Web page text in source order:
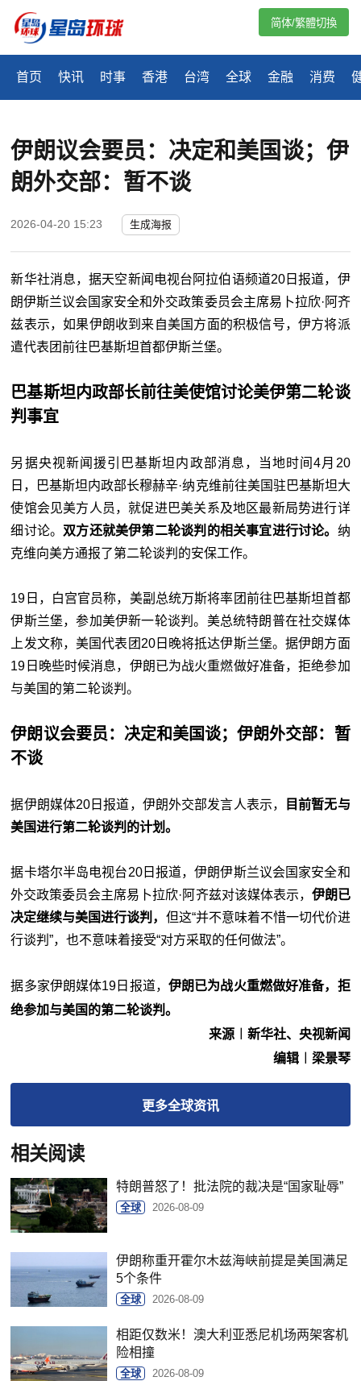
首页 快讯 时事 香港 台湾 全球 金融 消费
简体/繁體切換
伊朗议会要员：决定和美国谈；伊
朗外交部：暂不谈
2026-04-20 15:23 生成海报
新华社消息，据天空新闻电视台阿拉伯语频道20日报道，伊
朗伊斯兰议会国家安全和外交政策委员会主席易卜拉欣·阿齐
兹表示，如果伊朗收到来自美国方面的积极信号，伊方将派
遣代表团前往巴基斯坦首都伊斯兰堡。
巴基斯坦内政部长前往美使馆讨论美伊第二轮谈
判事宜
另据央视新闻援引巴基斯坦内政部消息，当地时间4月20
日，巴基斯坦内政部长穆赫辛·纳克维前往美国驻巴基斯坦大
使馆会见美方人员，就促进巴美关系及地区最新局势进行详
细讨论。 双方还就美伊第二轮谈判的相关事宜进行讨论。 纳
克维向美方通报了第二轮谈判的安保工作。
19日，白宫官员称，美副总统万斯将率团前往巴基斯坦首都
伊斯兰堡，参加美伊新一轮谈判。美总统特朗普在社交媒体
上发文称，美国代表团20日晚将抵达伊斯兰堡。据伊朗方面
19日晚些时候消息，伊朗已为战火重燃做好准备，拒绝参加
与美国的第二轮谈判。
伊朗议会要员：决定和美国谈；伊朗外交部：暂
不谈
据伊朗媒体20日报道，伊朗外交部发言人表示，
目前暂无与
美国进行第二轮谈判的计划。
据卡塔尔半岛电视台20日报道，伊朗伊斯兰议会国家安全和
外交政策委员会主席易卜拉欣·阿齐兹对该媒体表示， 伊朗已
决定继续与美国进行谈判， 但这“并不意味着不惜一切代价进
行谈判”，也不意味着接受“对方采取的任何做法”。
据多家伊朗媒体19日报道， 伊朗已为战火重燃做好准备，拒
绝参加与美国的第二轮谈判。
来源︱新华社、央视新闻
编辑︱梁景琴
更多全球资讯
相关阅读
特朗普怒了！批法院的裁决是“国家耻辱”
全球 2026-08-09
伊朗称重开霍尔木兹海峡前提是美国满足
5个条件
全球 2026-08-09
相距仅数米！澳大利亚悉尼机场两架客机
险相撞
全球 2026-08-09